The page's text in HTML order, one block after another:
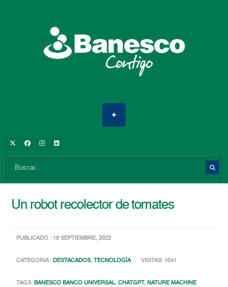
Un robot recolector de tomates
PUBLICADO : 18 SEPTIEMBRE, 2023
CATEGORIA :DESTACADOS, TECNOLOGÍA VISITAS: 1041
TAGS:BANESCO BANCO UNIVERSAL,CHATGPT,NATURE MACHINE